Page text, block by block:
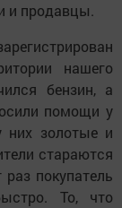
и продавцы.
нашего
бензин, а
помощи у
них золотые и
стараются
покупатель
То, что